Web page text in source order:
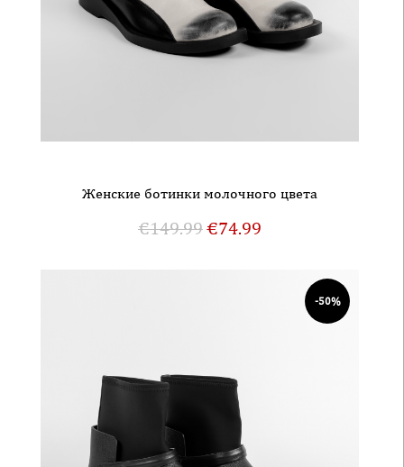
Женские ботинки молочного цвета
€149.99€74.99
-50%